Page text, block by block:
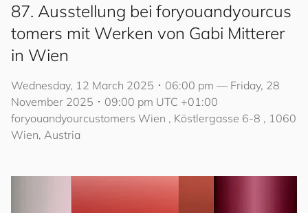
87. Ausstellung bei foryouandyourcus
tomers mit Werken von Gabi Mitterer
in Wien
Wednesday, 12 March 2025 ･ 06:00 pm — Friday, 28
November 2025 ･ 09:00 pm UTC +01:00
foryouandyourcustomers Wien , Köstlergasse 6-8 , 1060
Wien, Austria